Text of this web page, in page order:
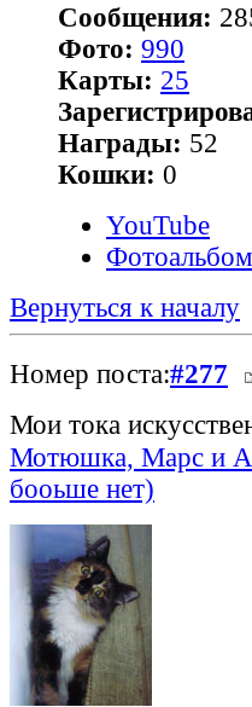
Сообщения:
Фото: 990
Карты: 25
Награды: 52
Кошки: 0
YouTube
Фотоальбом
Вернуться к началу
Номер поста:#277
Мои тока
Мотюшка, Марс и
бооьше нет)